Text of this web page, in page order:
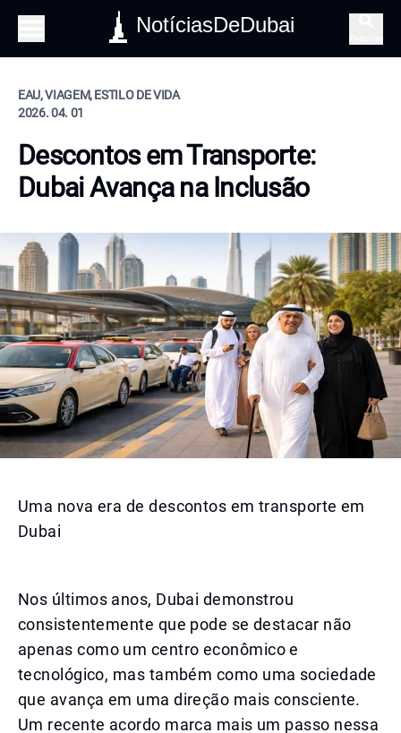
NotíciasDeDubai
EAU, VIAGEM, ESTILO DE VIDA
2026. 04. 01
Descontos em Transporte:
Dubai Avança na Inclusão
Uma nova era de descontos em transporte em
Dubai
Nos últimos anos, Dubai demonstrou
consistentemente que pode se destacar não
apenas como um centro econômico e
tecnológico, mas também como uma sociedade
que avança em uma direção mais consciente.
Um recente acordo marca mais um passo nessa